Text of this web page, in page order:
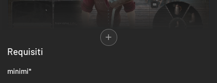
Requisiti
minimi*